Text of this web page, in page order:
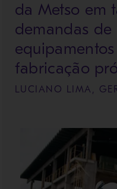
da Metso em
demandas de
fabricação
LUCIANO LIMA,